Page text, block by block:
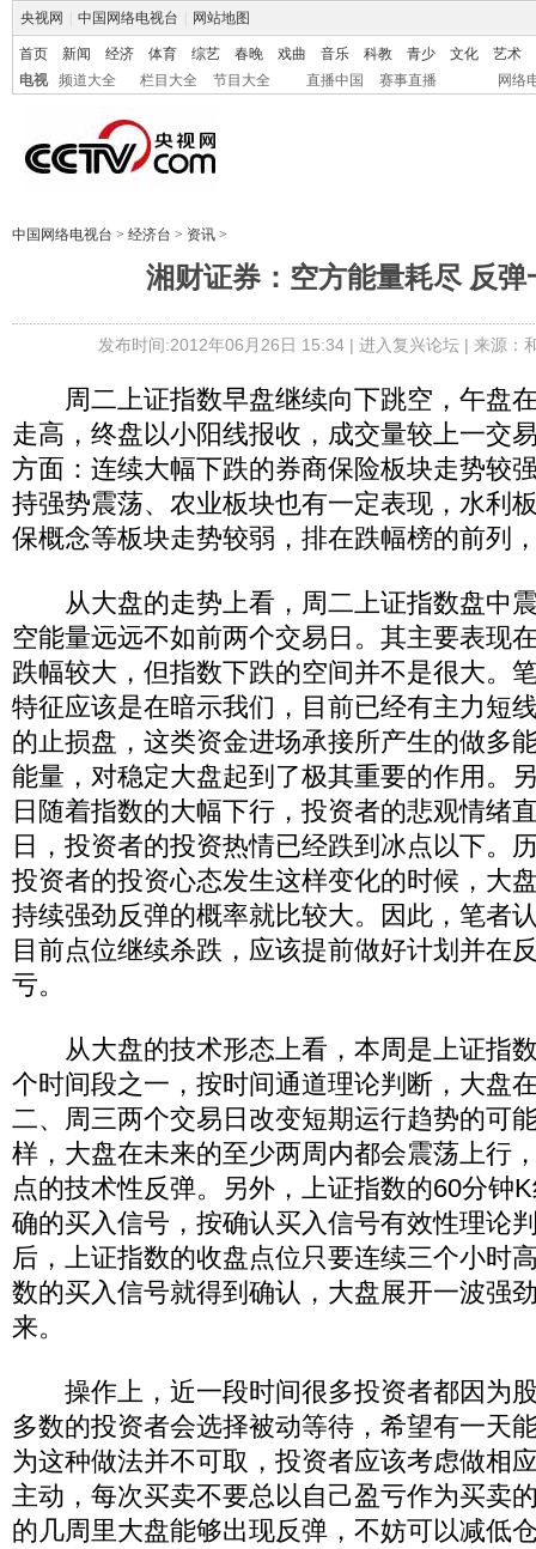
央视网 中国网络电视台 网站地图
首页 新闻 经济 体育 综艺 春晚 戏曲 音乐 科教 青少 文化
艺术
电视
频道大全 栏目大全 节目大全 直播中国 赛事直播 网络
中国网络电视台 > 经济台 > 资讯 >
湘财证券：空方能量耗尽 反弹
发布时间:2012年06月26日 15:34 | 进入复兴论坛| 来源：
周二上证指数早盘继续向下跳空，午盘
走高，终盘以小阳线报收，成交量较上一交
方面：连续大幅下跌的券商保险板块走势较
持强势震荡、农业板块也有一定表现，水利
保概念等板块走势较弱，排在跌幅榜的前列
从大盘的走势上看，周二上证指数盘中
空能量远远不如前两个交易日。其主要表现
跌幅较大，但指数下跌的空间并不是很大。
特征应该是在暗示我们，目前已经有主力短
的止损盘，这类资金进场承接所产生的做多
能量，对稳定大盘起到了极其重要的作用。
日随着指数的大幅下行，投资者的悲观情绪
日，投资者的投资热情已经跌到冰点以下。
投资者的投资心态发生这样变化的时候，大
持续强劲反弹的概率就比较大。因此，笔者
目前点位继续杀跌，应该提前做好计划并在
亏。
从大盘的技术形态上看，本周是上证指
个时间段之一，按时间通道理论判断，大盘
二、周三两个交易日改变短期运行趋势的可
样，大盘在未来的至少两周内都会震荡上行
点的技术性反弹。另外，上证指数的60分钟
确的买入信号，按确认买入信号有效性理论
后，上证指数的收盘点位只要连续三个小时
数的买入信号就得到确认，大盘展开一波强
来。
操作上，近一段时间很多投资者都因为
多数的投资者会选择被动等待，希望有一天
为这种做法并不可取，投资者应该考虑做相
主动，每次买卖不要总以自己盈亏作为买卖
的几周里大盘能够出现反弹，不妨可以减低